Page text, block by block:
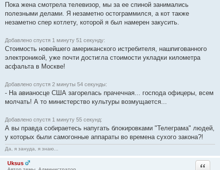
Пока жена смотрела телевизор, мы за ее спиной занимались
полезными делами. Я незаметно остограммился, а кот также
незаметно спер котлету, которой я был намерен закусить.
Добавлено спустя 1 минуту 51 секунду:
Стоимость новейшего американского истребителя, нашпигованного
электроникой, уже почти достигла стоимости укладки километра
асфальта в Москве!
Добавлено спустя 2 минуты 54 секунды:
- На авианосце США загорелась прачечная... господа офицеры, всем
молчать! А то министерство культуры возмущается...
Добавлено спустя 1 минуту 55 секунд:
А вы правда собираетесь напугать блокировками "Телеграма" людей,
у которых были самогонные аппараты во времена сухого закона?!
Да, я зануда, я знаю...
Uksus